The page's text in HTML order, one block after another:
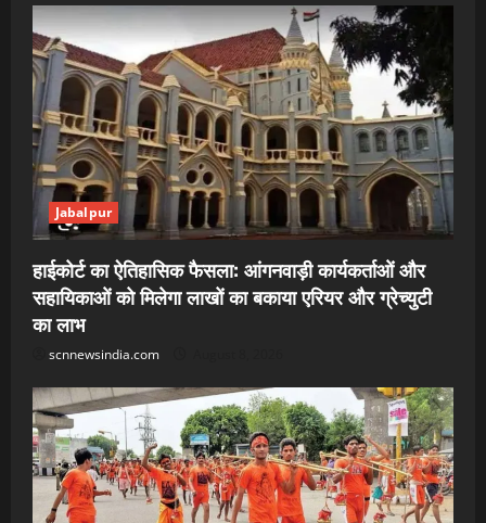
Jabalpur
हाईकोर्ट का ऐतिहासिक फैसला: आंगनवाड़ी कार्यकर्ताओं और
सहायिकाओं को मिलेगा लाखों का बकाया एरियर और ग्रेच्युटी
का लाभ
scnnewsindia.com